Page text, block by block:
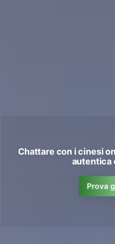
Chattare con i cinesi
autentica
Prova